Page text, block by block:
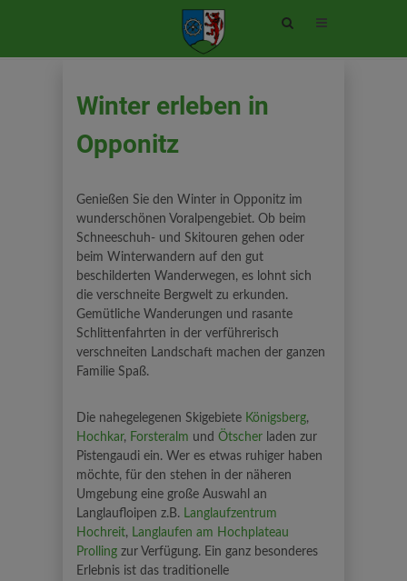
Site
toggle
Winter erleben in
Opponitz
Genießen Sie den Winter in Opponitz im
wunderschönen Voralpengebiet. Ob beim
Schneeschuh- und Skitouren gehen oder
beim Winterwandern auf den gut
beschilderten Wanderwegen, es lohnt sich
die verschneite Bergwelt zu erkunden.
Gemütliche Wanderungen und rasante
Schlittenfahrten in der verführerisch
verschneiten Landschaft machen der ganzen
Familie Spaß.
Die nahegelegenen Skigebiete Königsberg,
Hochkar, Forsteralm und Ötscher laden zur
Pistengaudi ein. Wer es etwas ruhiger haben
möchte, für den stehen in der näheren
Umgebung eine große Auswahl an
Langlaufloipen z.B. Langlaufzentrum
Hochreit, Langlaufen am Hochplateau
Prolling zur Verfügung. Ein ganz besonderes
Erlebnis ist das traditionelle